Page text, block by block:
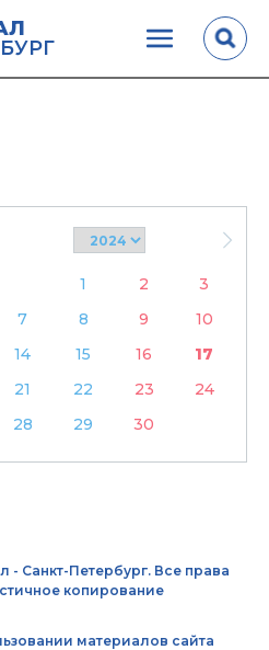
1 2
3
7 8 9
10
14 15 16
17
21 22 23
24
28 29 30
Санкт-Петербург. Все права
копирование
материалов сайта